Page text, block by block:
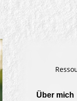
Ü ber mich